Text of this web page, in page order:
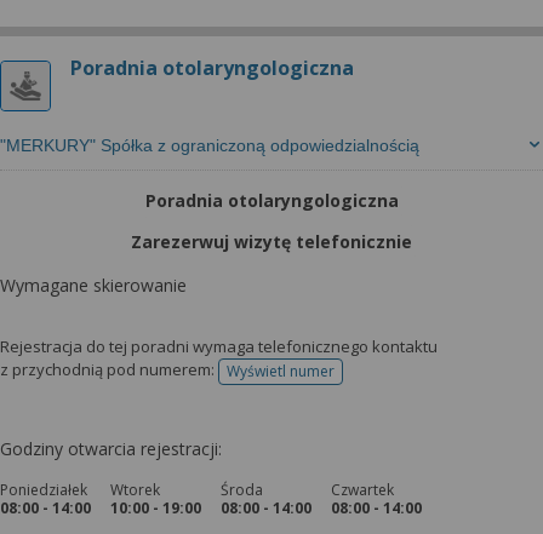
Poradnia otolaryngologiczna
"MERKURY" Spółka z ograniczoną odpowiedzialnością
Poradnia otolaryngologiczna
Zarezerwuj wizytę telefonicznie
Wymagane skierowanie
Rejestracja do tej poradni wymaga telefonicznego kontaktu
z przychodnią pod numerem:
Wyświetl numertelefonu do rejestracji
Godziny otwarcia rejestracji:
Poniedziałek
08:00 - 14:00
Wtorek
10:00 - 19:00
Środa
08:00 - 14:00
Czwartek
08:00 - 14:00